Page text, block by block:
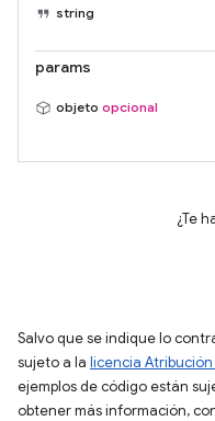
string
params
objeto opcional
¿Te
Salvo que se indique lo
sujeto a la licencia
ejemplos de código están
obtener más información,